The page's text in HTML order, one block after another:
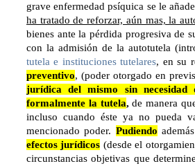
grave enfermedad psíquica se le
ha tratado de reforzar, aún mas, la
bienes ante la pérdida progresiva de
con la admisión de la autotutela
tutela e instituciones tutelares, en su
preventivo, (poder otorgado en
jurídica del mismo
sin
formalmente la tutela,de manera
incluso cuando éste ya no pueda
mencionado poder. Pudiendo
efectos jurídicos (desde el
circunstancias objetivas que